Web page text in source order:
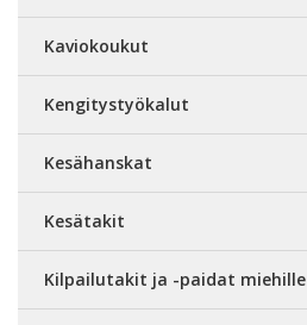
Kaviokoukut
Kengitystyökalut
Kesähanskat
Kesätakit
Kilpailutakit ja -paidat miehille